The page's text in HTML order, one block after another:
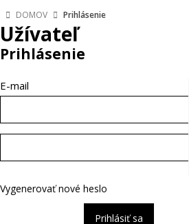
DOMOV Prihlásenie
Užívateľ
Prihlásenie
E-mail
Vygenerovať nové heslo
Prihlásiť sa